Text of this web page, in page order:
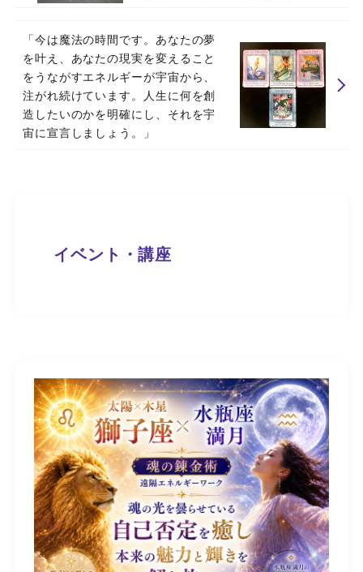
「今は魔法の時間です。あなたの夢
を叶え、あなたの現実を変えること
をうながすエネルギーが宇宙から、
注がれ続けています。人生に何を創
造したいのかを明確にし、それを宇
宙に宣言しましょう。」
イベント・講座